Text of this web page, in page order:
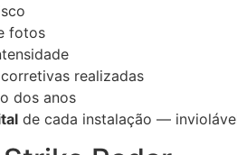
fotos
realizadas
dos anos
de cada instalação —